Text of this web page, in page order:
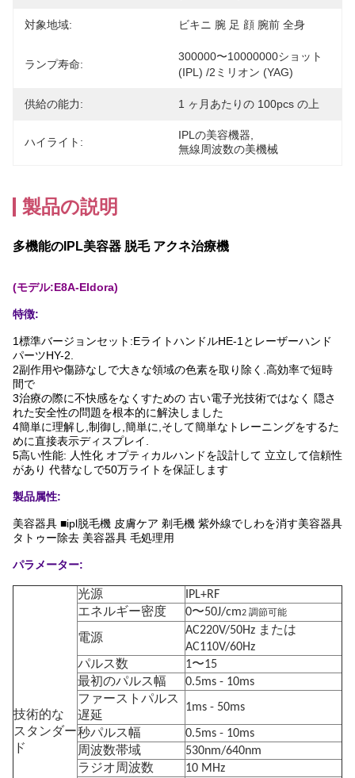
対象地域: ビキニ 腕 足 顔 腕前 全身
ランプ寿命:
300000〜10000000ショット
(IPL) /2ミリオン (YAG)
供給の能力: 1 ヶ月あたりの 100pcs の上
ハイライト:
IPLの美容機器
無線周波数の美機械
製品の説明
多機能のIPL美容器 脱毛 アクネ治療機
(モデル:E8A-Eldora)
特徴:
1標準バージョンセット:EライトハンドルHE-1とレーザーハンド
パーツHY-2.
2副作用や傷跡なしで大きな領域の色素を取り除く. 高効率で短時
間で
3治療の際に不快感をなくすための 古い電子光技術ではなく 隠さ
れた安全性の問題を根本的に解決しました
4簡単に理解し,制御し,簡単に,そして簡単なトレーニングをするた
めに直接表示ディスプレイ.
5高い性能: 人性化 オプティカルハンドを設計して 立立して信頼性
があり 代替なしで50万ライトを保証します
製品属性:
美容器具 ■ipl脱毛機 皮膚ケア 剃毛機 紫外線でしわを消す美容器具
タトゥー除去 美容器具 毛処理用
パラメーター:
技術的な
スタンダー
ド
光源
IPL+RF
エネルギー密度
0〜50J/cm2 調節可能
電源
AC220V/50Hz または
AC110V/60Hz
パルス数
1〜15
最初のパルス幅
0.5ms - 10ms
ファーストパルス
遅延
1ms - 50ms
秒パルス幅
0.5ms - 10ms
周波数帯域
530nm/640nm
ラジオ周波数
10 MHz